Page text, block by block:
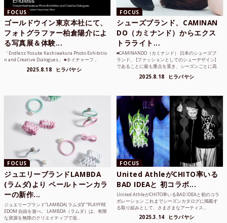
FOCUS
ゴールドウイン東京本社にて、
フォトグラファー柏倉陽介によ
る写真展＆体験...
「Endless Yosuke Kashiwakura Photo Exhibitio
n and Creative Dialogues」 ■ネイチャーフ...
2025.8.18 ヒラバヤシ
FOCUS
シューズブランド、CAMINAN
DO（カミナンド）からエクス
トラライト...
■CAMINANDO（カミナンド） 日本のシューズブ
ランド。 [ファッションとしてのシューデザイン]
であることに最も重点を置き、シーズンごとに高
2025.8.18 ヒラバヤシ
FOCUS
ジュエリーブランドLAMBDA
(ラムダ)より ペールトーンカラ
ーの新作...
ジュエリーブランド“LAMBDA( ラムダ))” “PLAYFRE
EDOM 自由を遊べ。 LAMBDA（ラムダ）は、有限
な資源を無限のクリエイティブで追...
FOCUS
United AthleがCHITO率いる
BAD IDEAと 初コラボ...
United AthleがCHITO率いるBAD IDEAと初のコラ
ボレーション これまでシーズンカタログに掲載す
る取り組みとして、さまざまなアーティス...
2025.3.14 ヒラバヤシ